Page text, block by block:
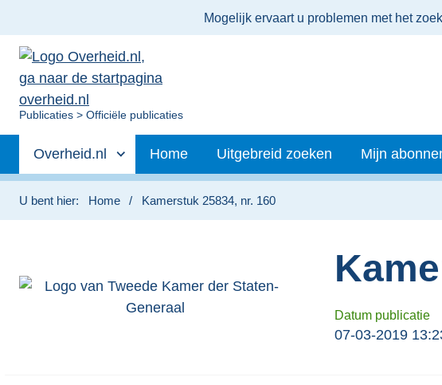
informatie:
Mogelijk ervaart u problemen met het
U
Publicaties Officiële publicaties
Primaire
navigatie
Andere
sites
binnen
Overheid.nl Home Uitgebreid zoeken Mijn
U bent hier: Home Kamerstuk 25834, nr. 160
Datum publicatie
07-03-2019